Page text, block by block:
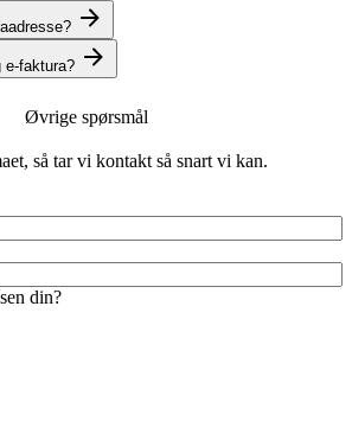
e-faktura?
Øvrige spørsmål
så tar vi kontakt så snart vi kan.
din?